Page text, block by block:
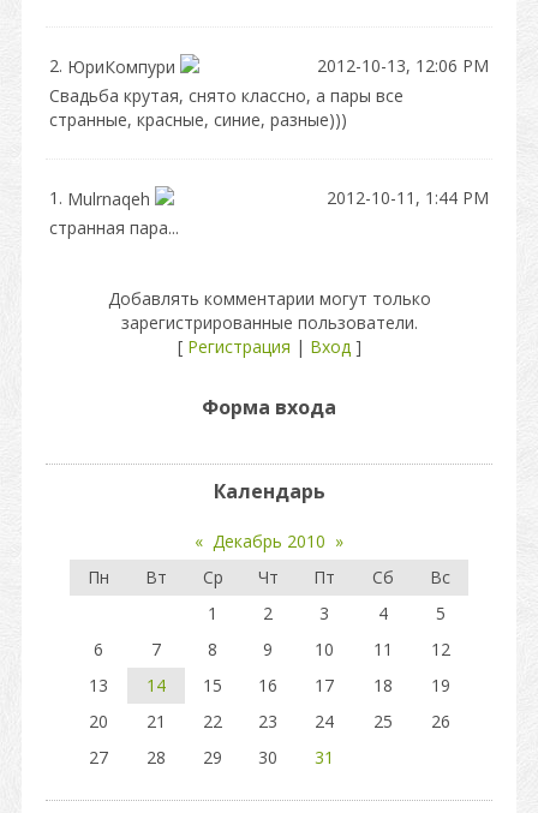
2. ЮриКомпури
2012-10-13, 12:06 PM
Свадьба крутая, снято классно, а пары все
странные, красные, синие, разные)))
1. Mulrnaqeh
2012-10-11, 1:44 PM
странная пара...
Добавлять комментарии могут только
зарегистрированные пользователи.
[ Регистрация | Вход]
Форма входа
Календарь
« Декабрь 2010 »
Пн
Вт Ср Чт Пт Сб
Вс
1
2 3 4
5
6
7 8 9 10 11
12
13
14 15 16 17 18
19
20
21 22 23 24 25
26
27
28 29 30 31